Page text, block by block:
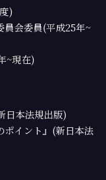
)
員会委員(平成25年~
~現在)
日本法規出版)
ポイント』(新日本法